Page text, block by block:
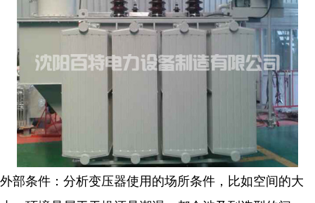
外部条件：分析变压器使用的场所条件，比如空间的大